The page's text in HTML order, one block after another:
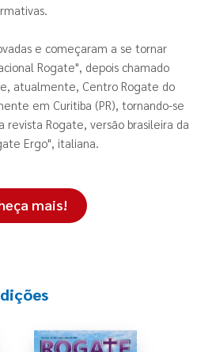
e começaram a se tornar
Rogate", depois chamado
atualmente, Centro Rogate do
em Curitiba (PR), tornando-se
revista Rogate, versão brasileira da
Ergo", italiana.
mais!